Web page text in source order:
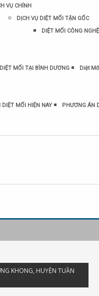
VỤ CHÍNH
DỊCH VỤ DIỆT MỐI TẬN GỐC
DIỆT MỐI CÔNG
DIỆT MỐI TẠI BÌNH DƯƠNG
Diệt
MỐI HIỆN NAY
PHƯƠNG ÁN
KHONG, HUYỆN TUẦN